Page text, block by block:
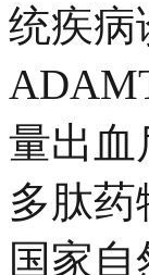
统疾病
量出血
多肽
国家